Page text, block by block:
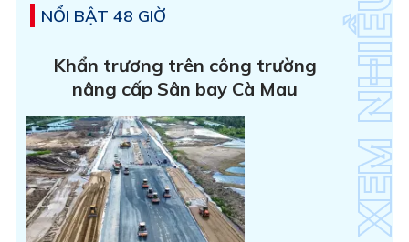
NỔI BẬT 48 GIỜ
Khẩn trương trên công trường
nâng cấp Sân bay Cà Mau